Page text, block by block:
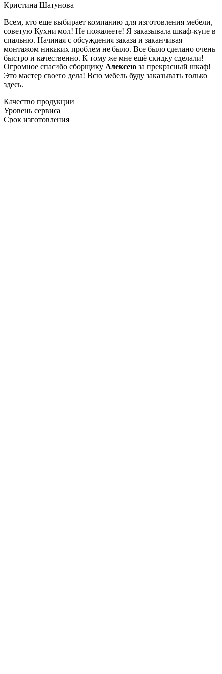
Кристина Шатунова
Всем, кто еще выбирает компанию для изготовления мебели,
советую Кухни мол! Не пожалеете! Я заказывала шкаф-купе в
спальню. Начиная с обсуждения заказа и заканчивая
монтажом никаких проблем не было. Все было сделано очень
быстро и качественно. К тому же мне ещё скидку сделали!
Огромное спасибо сборщику Алексею за прекрасный шкаф!
Это мастер своего дела! Всю мебель буду заказывать только
здесь.
Качество продукции
Уровень сервиса
Срок изготовления